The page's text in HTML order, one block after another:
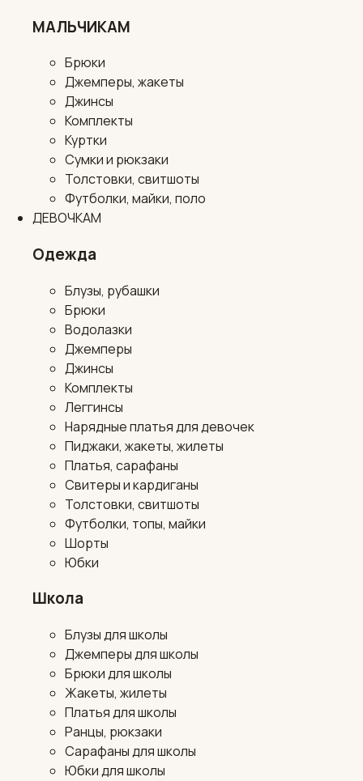
МАЛЬЧИКАМ
Брюки
Джемперы, жакеты
Джинсы
Комплекты
Куртки
Сумки и рюкзаки
Толстовки, свитшоты
Футболки, майки, поло
ДЕВОЧКАМ
Одежда
Блузы, рубашки
Брюки
Водолазки
Джемперы
Джинсы
Комплекты
Леггинсы
Нарядные платья для девочек
Пиджаки, жакеты, жилеты
Платья, сарафаны
Свитеры и кардиганы
Толстовки, свитшоты
Футболки, топы, майки
Шорты
Юбки
Школа
Блузы для школы
Джемперы для школы
Брюки для школы
Жакеты, жилеты
Платья для школы
Ранцы, рюкзаки
Сарафаны для школы
Юбки для школы